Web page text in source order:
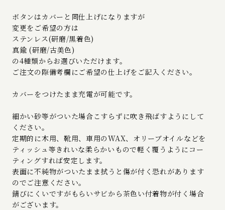
ボタンはカバーと同仕上げになりますが
変更をご希望の方は
ステンレス(研磨/黒着色)
真鍮 (研磨/古美色)
の4種類からお選びいただけます。
ご注文の際備考欄にご希望の仕上げをご記入ください。
カバーをつけたまま充電が可能です。
細かい砂等がついた場合こすらずに吹き飛ばすようにして
ください。
定期的に木用、靴用、車用のWAX、オリーブオイルなどを
ティッシュ等きれいな柔らかいもので軽く覆うようにコー
ティングすれば安定します。
表面に不純物がついたまま拭うと傷が付く恐れがあります
のでご注意ください。
錆びにくいですがもらいサビから茶色い付着物が付く場合
がございます。